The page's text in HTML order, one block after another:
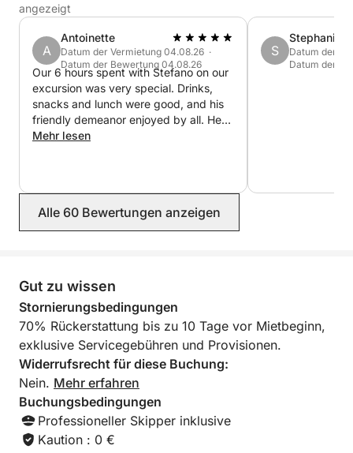
wissen.
Während des Ausflugs sind Stopps zum
Schwimmen, Sonnenbaden und Genießen der
Aussicht geplant. Wasser und ein kleiner Snack
werden an Bord bereitgestellt, um das Erlebnis noch
angenehmer zu gestalten. Die Treibstoffkosten
werden vor der Buchung mit dem Eigentümer
Ein perfektes Erlebnis für alle, die einen Tag inmitten
von Natur, Meer und atemberaubenden Ausblicken
verbringen und einige der schönsten Buchten der
wenig Zeit zwischen Natur, Entspannung und
atemberaubender Landschaft erleben möchten.
angezeigt
A
Antoinette
Datum der Vermietung 04.08.26 ·
Datum der Bewertung 04.08.26
Our 6 hours spent with Stefano on our
excursion was very special. Drinks,
snacks and lunch were good, and his
friendly demeanor enjoyed by all. He
was accommodating with requests
recommended!
Mehr lesen
S
Stephanie
Datum der
Datum der
Alle 60 Bewertungen anzeigen
Gut zu wissen
Stornierungsbedingungen
70% Rückerstattung bis zu 10 Tage vor Mietbeginn,
exklusive Servicegebühren und Provisionen.
Widerrufsrecht für diese Buchung:
Nein. Mehr erfahren
Buchungsbedingungen
Professioneller Skipper inklusive
Kaution : 0 €